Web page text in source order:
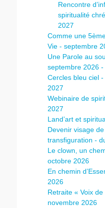
Rencontre
spiritualité
2027
Comme une
Vie - septembre
Une Parole au
septembre 2026 -
Cercles bleu ciel
2027
Webinaire de
2027
Land’art et
Devenir visage
transfiguration -
Le clown, un
octobre 2026
En chemin
2026
Retraite « Voix
novembre 2026